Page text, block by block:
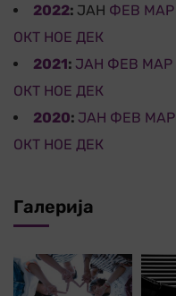
2022: ЈАН ФЕВ МАР
ОКТ НОЕ ДЕК
2021: ЈАН ФЕВ МАР
ОКТ НОЕ ДЕК
2020: ЈАН ФЕВ МАР
ОКТ НОЕ ДЕК
Галерија